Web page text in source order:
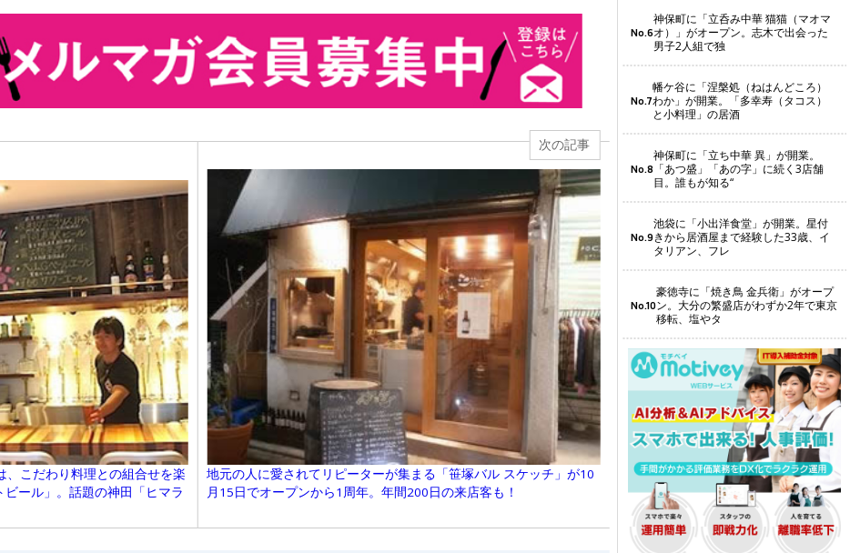
、こだわり料理との組合せを楽
ール」。話題の神田「ヒマラ
次の記事
地元の人に愛されてリピーターが集まる「笹塚バル スケッチ」が10
月15日でオープンから1周年。年間200日の来店客も！
No.6
神保町に「立呑み中華 猫猫（マオマ
オ）」がオープン。志木で出会った
男子2人組で独
No.7
幡ケ谷に「涅槃処（ねはんどころ）
わか」が開業。「多幸寿（タコス）
と小料理」の居酒
No.8
神保町に「立ち中華 異」が開業。
「あつ盛」「あの字」に続く3店舗
目。誰もが知る“
No.9
池袋に「小出洋食堂」が開業。星付
きから居酒屋まで経験した33歳、イ
タリアン、フレ
No.10
豪徳寺に「焼き鳥 金兵衛」がオープ
ン。大分の繁盛店がわずか2年で東京
移転、塩やタ